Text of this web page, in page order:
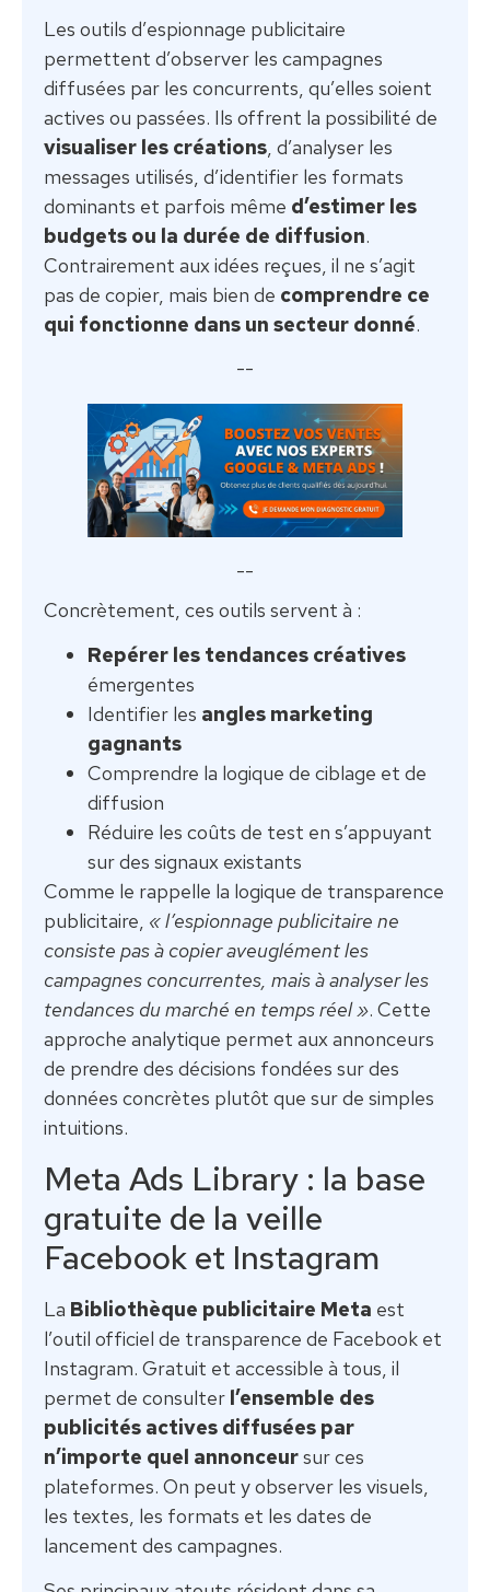
Les outils d’espionnage publicitaire
permettent d’observer les campagnes
diffusées par les concurrents, qu’elles soient
actives ou passées. Ils offrent la possibilité de
visualiser les créations, d’analyser les
messages utilisés, d’identifier les formats
dominants et parfois même d’estimer les
budgets ou la durée de diffusion.
Contrairement aux idées reçues, il ne s’agit
pas de copier, mais bien de comprendre ce
qui fonctionne dans un secteur donné.
--
--
Concrètement, ces outils servent à :
Repérer les tendances créatives
émergentes
Identifier les angles marketing
gagnants
Comprendre la logique de ciblage et de
diffusion
Réduire les coûts de test en s’appuyant
sur des signaux existants
Comme le rappelle la logique de transparence
publicitaire, « l’espionnage publicitaire ne
consiste pas à copier aveuglément les
campagnes concurrentes, mais à analyser les
tendances du marché en temps réel ». Cette
approche analytique permet aux annonceurs
de prendre des décisions fondées sur des
données concrètes plutôt que sur de simples
intuitions.
Meta Ads Library : la base
gratuite de la veille
Facebook et Instagram
La Bibliothèque publicitaire Meta est
l’outil officiel de transparence de Facebook et
Instagram. Gratuit et accessible à tous, il
permet de consulter l’ensemble des
publicités actives diffusées par
n’importe quel annonceursur ces
plateformes. On peut y observer les visuels,
les textes, les formats et les dates de
lancement des campagnes.